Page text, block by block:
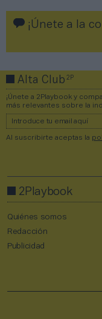
¡Únete a la
Alta Club2P
¡Únete a 2Playbook y
más relevantes sobre la
Al suscribirte aceptas la
2Playbook
Quiénes somos
Redacción
Publicidad